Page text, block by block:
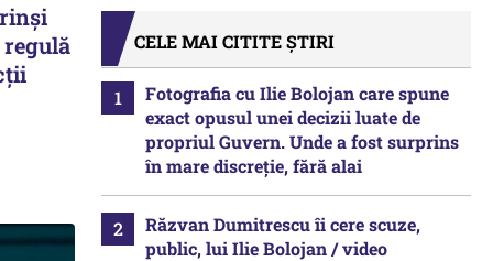
CELE MAI CITITE ȘTIRI
Fotografia cu Ilie Bolojan care spune
exact opusul unei decizii luate de
propriul Guvern. Unde a fost surprins
în mare discreție, fără alai
Răzvan Dumitrescu îi cere scuze,
public, lui Ilie Bolojan / video